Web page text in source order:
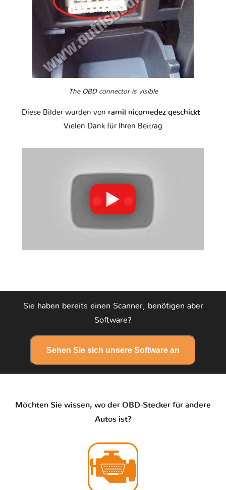
The OBD connector is visible
Diese Bilder wurden von ramil nicomedez geschickt -
Vielen Dank für Ihren Beitrag
Sie haben bereits einen Scanner, benötigen aber
Software?
Sehen Sie sich unsere Software an
Möchten Sie wissen, wo der OBD-Stecker für andere
Autos ist?